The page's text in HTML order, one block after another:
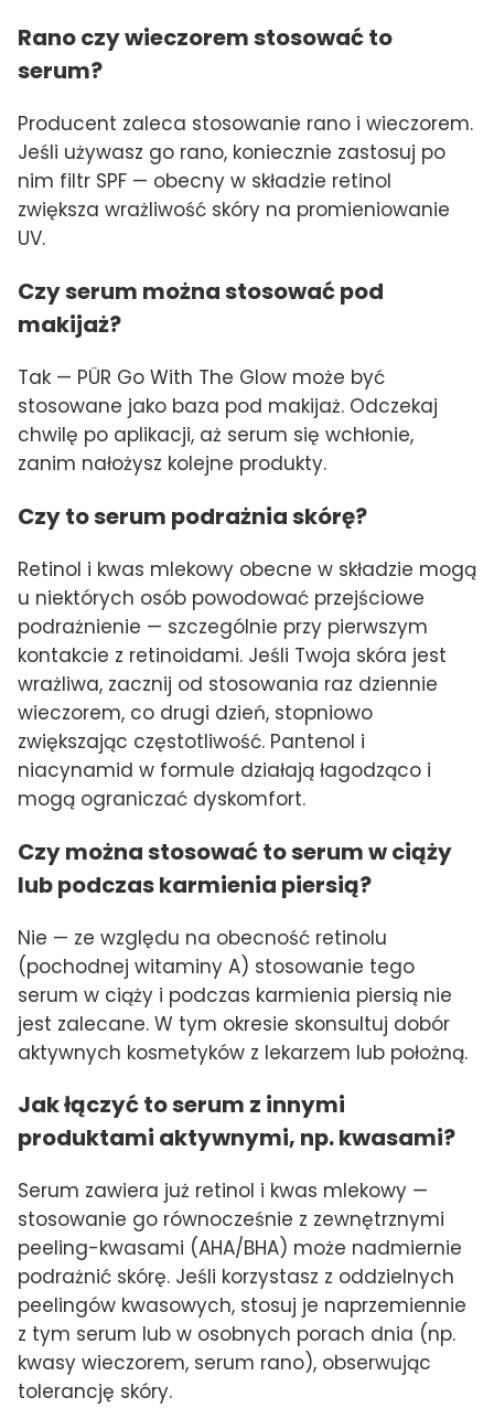
Rano czy wieczorem stosować to
serum?
Producent zaleca stosowanie rano i wieczorem.
Jeśli używasz go rano, koniecznie zastosuj po
nim filtr SPF — obecny w składzie retinol
zwiększa wrażliwość skóry na promieniowanie
UV.
Czy serum można stosować pod
makijaż?
Tak — PÜR Go With The Glow może być
stosowane jako baza pod makijaż. Odczekaj
chwilę po aplikacji, aż serum się wchłonie,
zanim nałożysz kolejne produkty.
Czy to serum podrażnia skórę?
Retinol i kwas mlekowy obecne w składzie mogą
u niektórych osób powodować przejściowe
podrażnienie — szczególnie przy pierwszym
kontakcie z retinoidami. Jeśli Twoja skóra jest
wrażliwa, zacznij od stosowania raz dziennie
wieczorem, co drugi dzień, stopniowo
zwiększając częstotliwość. Pantenol i
niacynamid w formule działają łagodząco i
mogą ograniczać dyskomfort.
Czy można stosować to serum w ciąży
lub podczas karmienia piersią?
Nie — ze względu na obecność retinolu
(pochodnej witaminy A) stosowanie tego
serum w ciąży i podczas karmienia piersią nie
jest zalecane. W tym okresie skonsultuj dobór
aktywnych kosmetyków z lekarzem lub położną.
Jak łączyć to serum z innymi
produktami aktywnymi, np. kwasami?
Serum zawiera już retinol i kwas mlekowy —
stosowanie go równocześnie z zewnętrznymi
peeling-kwasami (AHA/BHA) może nadmiernie
podrażnić skórę. Jeśli korzystasz z oddzielnych
peelingów kwasowych, stosuj je naprzemiennie
z tym serum lub w osobnych porach dnia (np.
kwasy wieczorem, serum rano), obserwując
tolerancję skóry.